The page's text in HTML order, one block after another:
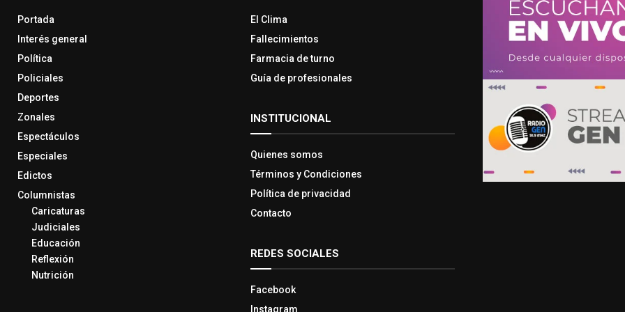
Portada
Interés general
Política
Policiales
Deportes
Zonales
Espectáculos
Especiales
Edictos
Columnistas
Caricaturas
Judiciales
Educación
Reflexión
Nutrición
El Clima
Fallecimientos
Farmacia de turno
Guía de profesionales
INSTITUCIONAL
Quienes somos
Términos y Condiciones
Política de privacidad
Contacto
REDES SOCIALES
Facebook
Instagram